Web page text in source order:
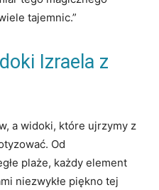
tajemnic.”
Izraela z
a widoki, które ujrzymy z
Od
plaże, każdy element
niezwykłe piękno tej